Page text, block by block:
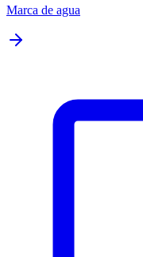
Marca de agua